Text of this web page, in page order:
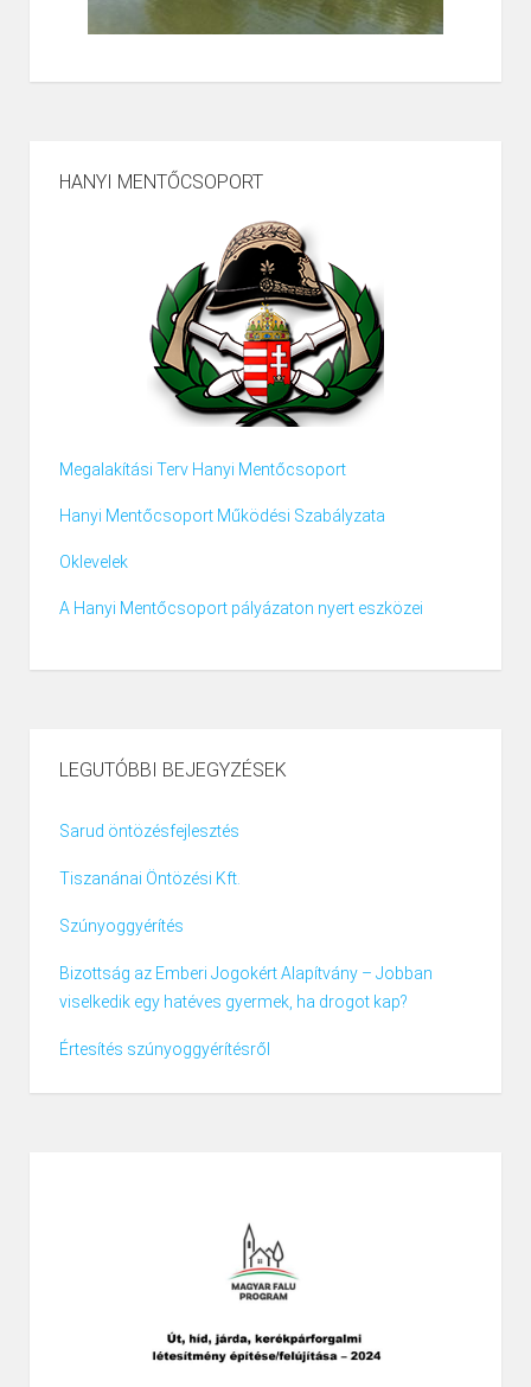
HANYI MENTŐCSOPORT
Megalakítási Terv Hanyi Mentőcsoport
Hanyi Mentőcsoport Működési Szabályzata
Oklevelek
A Hanyi Mentőcsoport pályázaton nyert eszközei
LEGUTÓBBI BEJEGYZÉSEK
Sarud öntözésfejlesztés
Tiszanánai Öntözési Kft.
Szúnyoggyérítés
Bizottság az Emberi Jogokért Alapítvány – Jobban
viselkedik egy hatéves gyermek, ha drogot kap?
Értesítés szúnyoggyérítésről